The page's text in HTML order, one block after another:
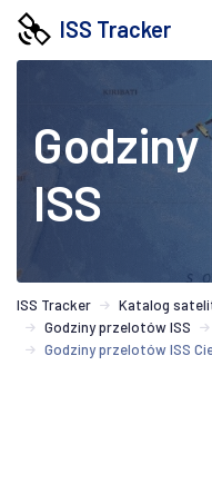
ISS Tracker
ISS
ISS Tracker Katalog
Godziny przelotów ISS
Godziny przelotów ISS